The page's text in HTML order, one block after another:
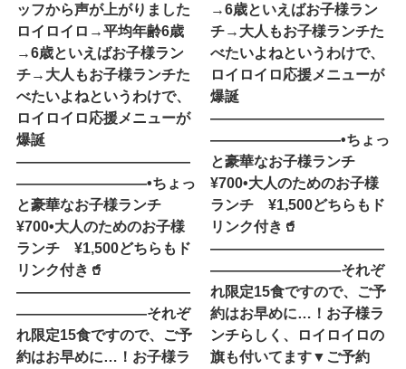
ッフから声が上がりました
ロイロイロ→平均年齢6歳
→6歳といえばお子様ラン
チ→大人もお子様ランチた
べたいよね︎というわけで、
ロイロイロ応援メニューが
爆誕
————————————
—————————•ちょっ
と豪華なお子様ランチ
¥700•大人のためのお子様
ランチ ¥1,500どちらもド
リンク付き🥤
————————————
—————————それぞ
れ限定15食ですので、ご予
約はお早めに…！お子様ラ
→6歳といえばお子様ラン
チ→大人もお子様ランチた
べたいよね︎というわけで、
ロイロイロ応援メニューが
爆誕
————————————
—————————•ちょっ
と豪華なお子様ランチ
¥700•大人のためのお子様
ランチ ¥1,500どちらもド
リンク付き🥤
————————————
—————————それぞ
れ限定15食ですので、ご予
約はお早めに…！お子様ラ
ンチらしく、ロイロイロの
旗も付いてます▼ご予約